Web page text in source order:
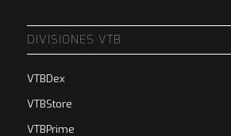
DIVISIONES VTB
VTBDex
VTBStore
VTBPrime